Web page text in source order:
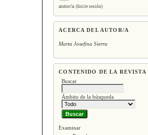
autor/a(Inicie sesión)
ACERCA DEL AUTOR/A
Marta Josefina Sierra
CONTENIDO DE LA REVISTA
Buscar
Ámbito de la búsqueda
Examinar